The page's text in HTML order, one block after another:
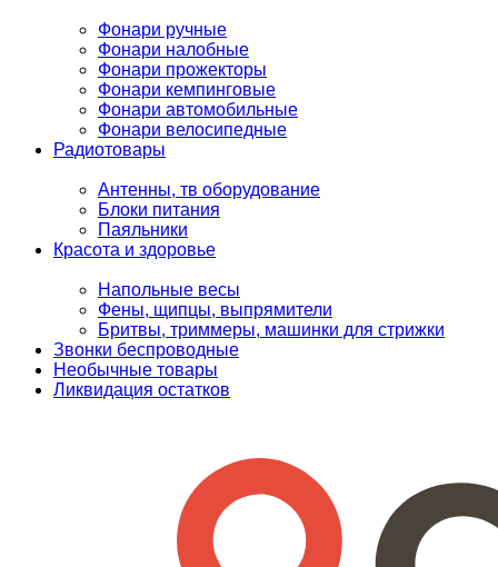
Фонари ручные
Фонари налобные
Фонари прожекторы
Фонари кемпинговые
Фонари автомобильные
Фонари велосипедные
Радиотовары
Антенны, тв оборудование
Блоки питания
Паяльники
Красота и здоровье
Напольные весы
Фены, щипцы, выпрямители
Бритвы, триммеры, машинки для стрижки
Звонки беспроводные
Необычные товары
Ликвидация остатков